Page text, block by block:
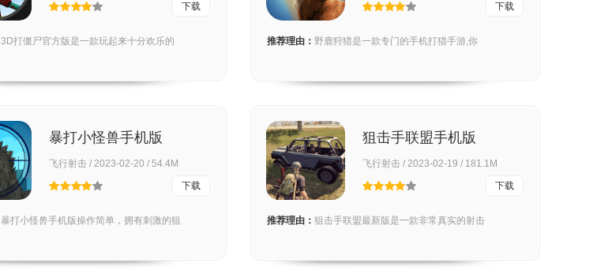
下载
3D打僵尸官方版是一款玩起来十分欢乐的
下载
推荐理由： 野鹿狩猎是一款专门的手机打猎手游,你
暴打小怪兽手机版
飞行射击 / 2023-02-20 / 54.4M
下载
暴打小怪兽手机版操作简单，拥有刺激的狙
狙击手联盟手机版
飞行射击 / 2023-02-19 / 181.1M
下载
推荐理由： 狙击手联盟最新版是一款非常真实的射击